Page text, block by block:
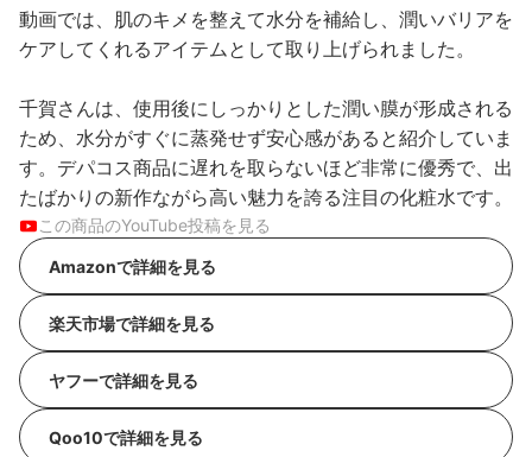
動画では、肌のキメを整えて水分を補給し、潤いバリアを
ケアしてくれるアイテムとして取り上げられました。
千賀さんは、使用後にしっかりとした潤い膜が形成される
ため、水分がすぐに蒸発せず安心感があると紹介していま
す。デパコス商品に遅れを取らないほど非常に優秀で、出
たばかりの新作ながら高い魅力を誇る注目の化粧水です。
この商品のYouTube投稿を見る
Amazonで詳細を見る
楽天市場で詳細を見る
ヤフーで詳細を見る
Qoo10で詳細を見る